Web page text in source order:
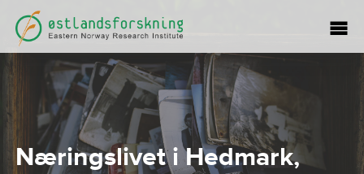
Næringslivet i Hedmark,